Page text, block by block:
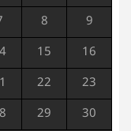
8 9
15 16
22 23
29 30